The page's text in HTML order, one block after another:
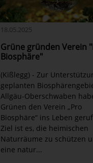
18.05.2025
Grüne gründen Verein
Biosphäre"
(Kißlegg) - Zur
geplanten
Allgäu-Oberschwaben
Grünen den Verein „Pro
Biosphäre“ ins Leben
Ziel ist es, die heimischen
Naturräume zu schützen
eine natur...